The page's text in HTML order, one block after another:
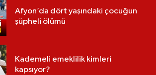
Afyon’da dört yaşındaki çocuğun
şüpheli ölümü
Kademeli emeklilik kimleri
kapsıyor?